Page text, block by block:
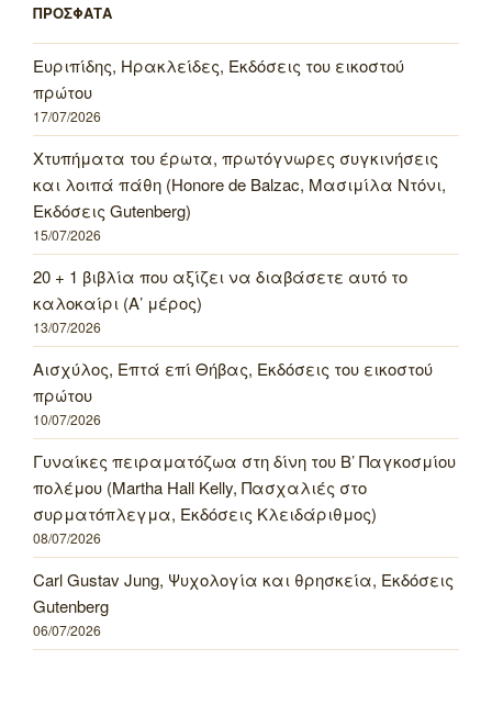
ΠΡΟΣΦΑΤΑ
Ευριπίδης, Ηρακλείδες, Εκδόσεις του εικοστού
πρώτου
17/07/2026
Χτυπήματα του έρωτα, πρωτόγνωρες συγκινήσεις
και λοιπά πάθη (Honore de Balzac, Μασιμίλα Ντόνι,
Εκδόσεις Gutenberg)
15/07/2026
20 + 1 βιβλία που αξίζει να διαβάσετε αυτό το
καλοκαίρι (Α’ μέρος)
13/07/2026
Αισχύλος, Επτά επί Θήβας, Εκδόσεις του εικοστού
πρώτου
10/07/2026
Γυναίκες πειραματόζωα στη δίνη του Β’ Παγκοσμίου
πολέμου (Martha Hall Kelly, Πασχαλιές στο
συρματόπλεγμα, Εκδόσεις Κλειδάριθμος)
08/07/2026
Carl Gustav Jung, Ψυχολογία και θρησκεία, Εκδόσεις
Gutenberg
06/07/2026